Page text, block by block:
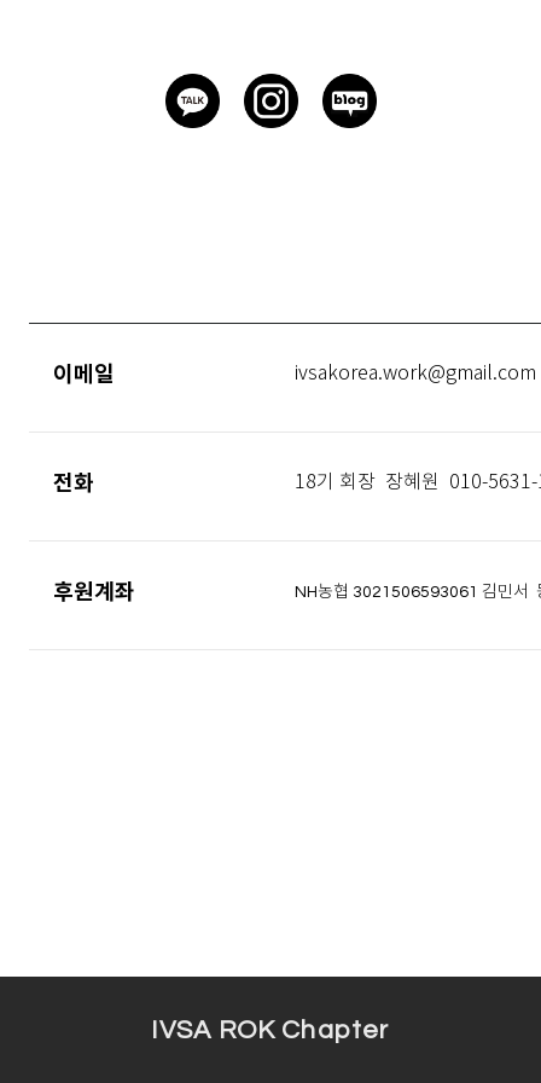
이메일 ivsakorea.work@gmail.com
전화 18기 회장 장혜원 010-
후원계좌 NH농협 3021506593061 김민서
IVSA ROK Chapter